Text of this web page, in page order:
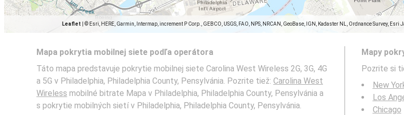
Leaflet © Esri, HERE, Garmin, Intermap, increment P Corp., GEBCO, USGS, FAO, NPS, NRCAN, GeoBase, IGN, Kadaster NL, Ordnance Survey,
Mapa pokrytia mobilnej siete podľa operátora
Táto mapa predstavuje pokrytie mobilnej siete Carolina West Wireless 2G, 3G, 4G
a 5G v Philadelphia, Philadelphia County, Pensylvánia. Pozrite tiež: Carolina West
Wireless mobilné bitrate Mapa v Philadelphia, Philadelphia County, Pensylvánia a
s pokrytie mobilných sietí v Philadelphia, Philadelphia County, Pensylvánia.
Mapy
Pozrite si
New
Los
Chicago